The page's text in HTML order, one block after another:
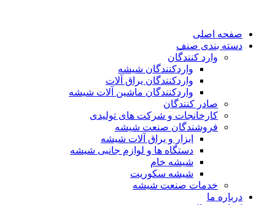
صفحه اصلی
دسته بندی صنف
وارد کنندگان
واردکنندگان شیشه
واردکنندگان یراق آلات
واردکنندگان ماشین آلات شیشه
صادر کنندگان
کارخانجات و شرکت های تولیدی
فروشندگان صنعت شیشه
ابزار و یراق آلات شیشه
دستگاه ها و لوازم جانبی شیشه
شیشه خام
شیشه سکوریت
خدمات صنعت شیشه
درباره ما